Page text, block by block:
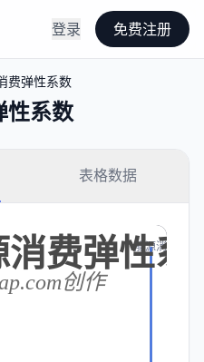
登录 免费注册
费弹性系数
性系数
表格数据